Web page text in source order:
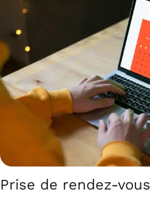
Prise de rendez-vous